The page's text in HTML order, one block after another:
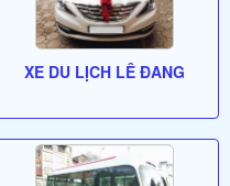
XE DU LỊCH LÊ ĐANG